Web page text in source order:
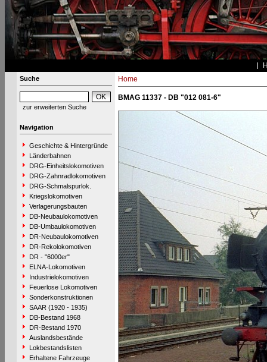
Suche
zur erweiterten Suche
Navigation
Geschichte & Hintergründe
Länderbahnen
DRG-Einheitslokomotiven
DRG-Zahnradlokomotiven
DRG-Schmalspurlok.
Kriegslokomotiven
Verlagerungsbauten
DB-Neubaulokomotiven
DB-Umbaulokomotiven
DR-Neubaulokomotiven
DR-Rekolokomotiven
DR - "6000er"
ELNA-Lokomotiven
Industrielokomotiven
Feuerlose Lokomotiven
Sonderkonstruktionen
SAAR (1920 - 1935)
DB-Bestand 1968
DR-Bestand 1970
Auslandsbestände
Lokbestandslisten
Erhaltene Fahrzeuge
Home
BMAG 11337 - DB "012 081-6"